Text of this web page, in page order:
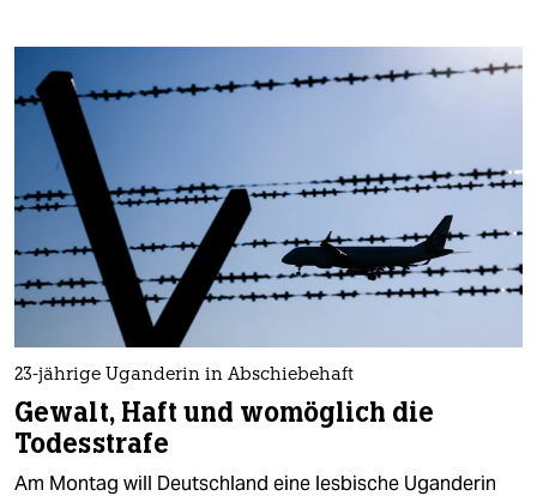
23-jährige Uganderin in Abschiebehaft
Gewalt, Haft und womöglich die
Todesstrafe
Am Montag will Deutschland eine lesbische Uganderin